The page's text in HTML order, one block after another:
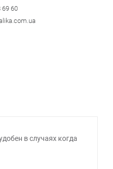
69 60
в случаях когда